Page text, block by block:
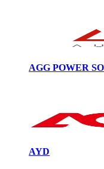
AGG POWER
AYD